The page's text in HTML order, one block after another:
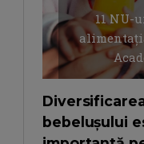
11 NU-
bebelușului